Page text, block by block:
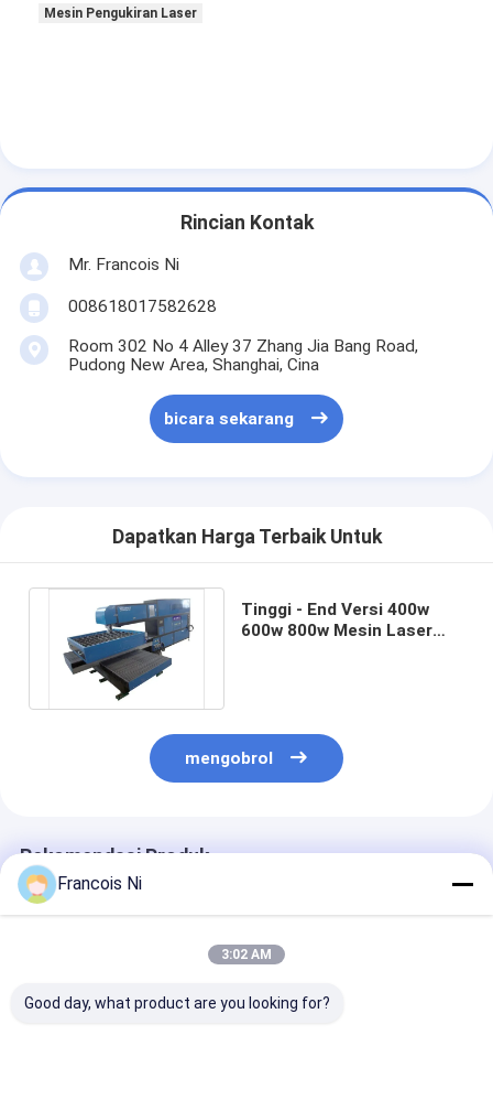
Perlengkapan lainnya
Mesin Pengukiran Laser
Rincian Kontak
Mr. Francois Ni
008618017582628
Room 302 No 4 Alley 37 Zhang Jia Bang Road,
Pudong New Area, Shanghai, Cina
bicara sekarang
Dapatkan Harga Terbaik Untuk
Tinggi - End Versi 400w
600w 800w Mesin Laser
mengobrol
Rekomendasi Produk
Francois Ni
3:02 AM
Good day, what product are you looking for?